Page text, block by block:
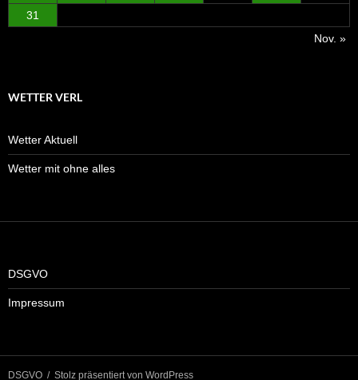
31
Nov. »
WETTER VERL
Wetter Aktuell
Wetter mit ohne alles
DSGVO
Impressum
DSGVO Stolz präsentiert von WordPress